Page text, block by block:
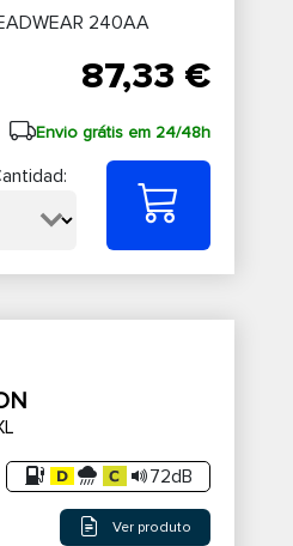
240AA
87,33 €
Envio grátis em 24/48h
72dB
Ver produto